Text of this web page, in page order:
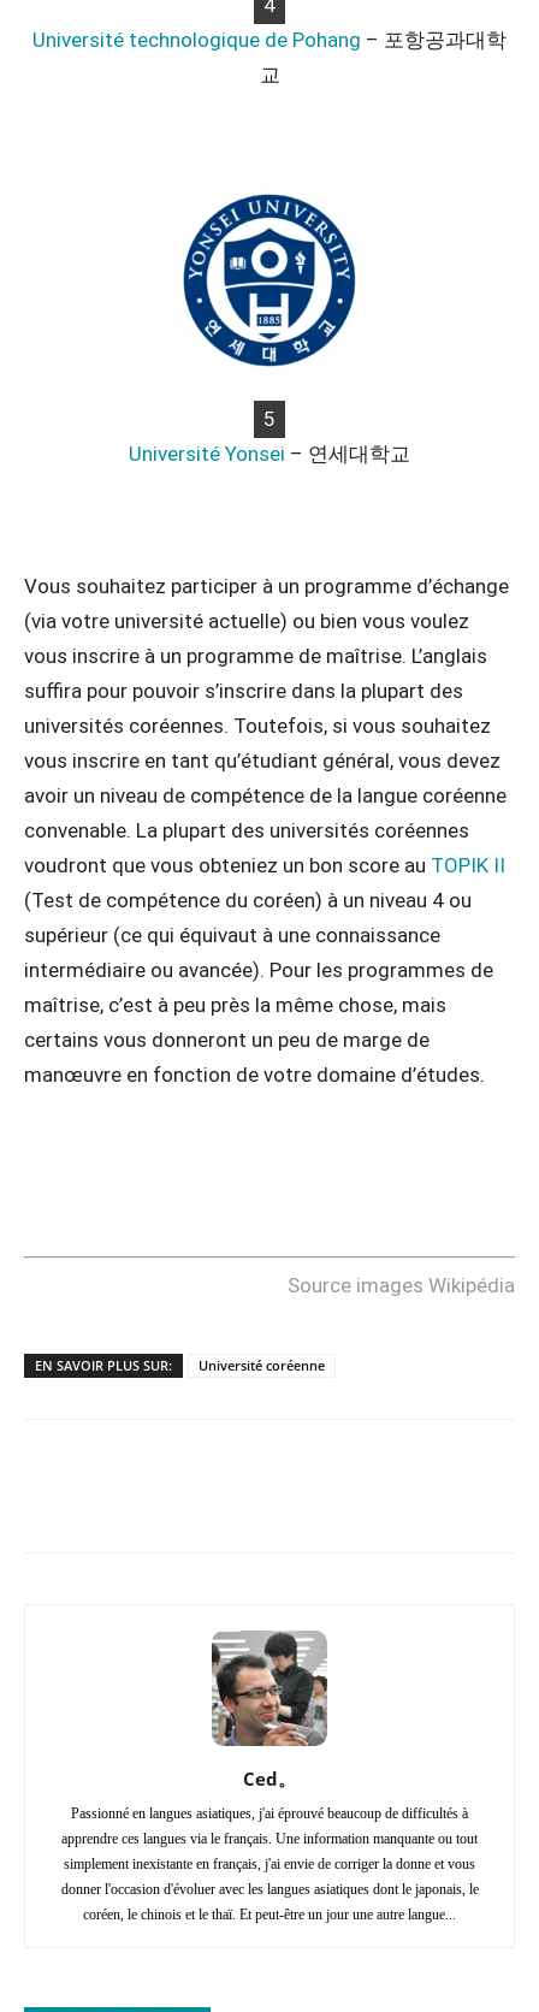
Université technologique de Pohang – 포항공과대학
교
5
Université Yonsei – 연세대학교
Vous souhaitez participer à un programme d’échange
(via votre université actuelle) ou bien vous voulez
vous inscrire à un programme de maîtrise. L’anglais
suffira pour pouvoir s’inscrire dans la plupart des
universités coréennes. Toutefois, si vous souhaitez
vous inscrire en tant qu’étudiant général, vous devez
avoir un niveau de compétence de la langue coréenne
convenable. La plupart des universités coréennes
voudront que vous obteniez un bon score au TOPIK II
(Test de compétence du coréen) à un niveau 4 ou
supérieur (ce qui équivaut à une connaissance
intermédiaire ou avancée). Pour les programmes de
maîtrise, c’est à peu près la même chose, mais
certains vous donneront un peu de marge de
manœuvre en fonction de votre domaine d’études.
Source images Wikipédia
EN SAVOIR PLUS SUR: Université coréenne
Ced。
Passionné en langues asiatiques, j'ai éprouvé beaucoup de difficultés à
apprendre ces langues via le français. Une information manquante ou tout
simplement inexistante en français, j'ai envie de corriger la donne et vous
donner l'occasion d'évoluer avec les langues asiatiques dont le japonais, le
coréen, le chinois et le thaï. Et peut-être un jour une autre langue...